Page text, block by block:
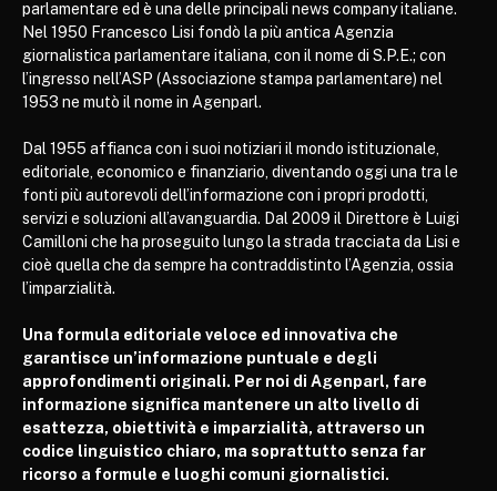
parlamentare ed è una delle principali news company italiane.
Nel 1950 Francesco Lisi fondò la più antica Agenzia
giornalistica parlamentare italiana, con il nome di S.P.E.; con
l’ingresso nell’ASP (Associazione stampa parlamentare) nel
1953 ne mutò il nome in Agenparl.
Dal 1955 affianca con i suoi notiziari il mondo istituzionale,
editoriale, economico e finanziario, diventando oggi una tra le
fonti più autorevoli dell’informazione con i propri prodotti,
servizi e soluzioni all’avanguardia. Dal 2009 il Direttore è Luigi
Camilloni che ha proseguito lungo la strada tracciata da Lisi e
cioè quella che da sempre ha contraddistinto l’Agenzia, ossia
l’imparzialità.
Una formula editoriale veloce ed innovativa che
garantisce un’informazione puntuale e degli
approfondimenti originali. Per noi di Agenparl, fare
informazione significa mantenere un alto livello di
esattezza, obiettività e imparzialità, attraverso un
codice linguistico chiaro, ma soprattutto senza far
ricorso a formule e luoghi comuni giornalistici.